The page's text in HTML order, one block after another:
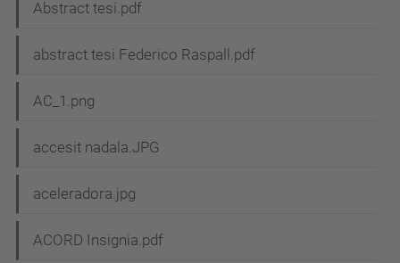
Abstract tesi.pdf
abstract tesi Federico Raspall.pdf
AC_1.png
accesit nadala.JPG
aceleradora.jpg
ACORD Insignia.pdf